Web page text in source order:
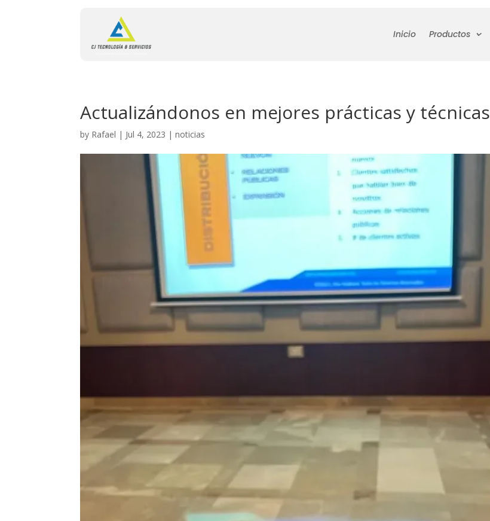
Inicio Productos
Actualizándonos en mejores prácticas y técnicas
by Rafael | Jul 4, 2023 |noticias